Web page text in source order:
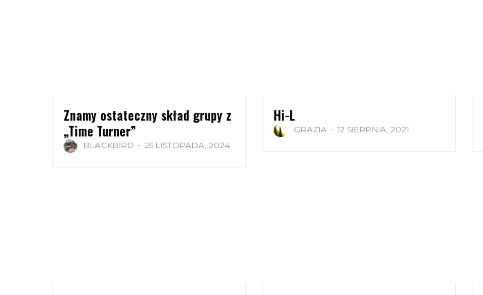
Znamy ostateczny skład grupy z
„Time Turner”
BLACKBIRD - 25 LISTOPADA, 2024
Hi-L
GRAZIA - 12 SIERPNIA, 2021